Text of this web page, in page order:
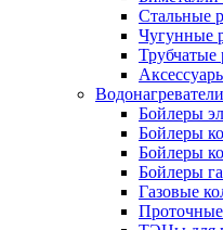
Стальные
Чугунные
Трубчатые
Водонагреватели
Бойлеры
Бойлеры
Бойлеры
Бойлеры
Газовые
Проточные